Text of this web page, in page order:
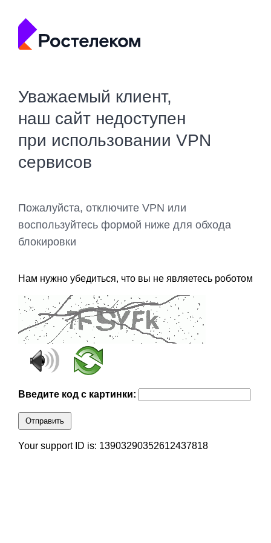
Уважаемый клиент,
наш сайт недоступен
при использовании VPN
сервисов
Пожалуйста, отключите VPN или
воспользуйтесь формой ниже для обхода
блокировки
Нам нужно убедиться, что вы не являетесь роботом
Введите код с картинки:
Отправить
Your support ID is: 13903290352612437818